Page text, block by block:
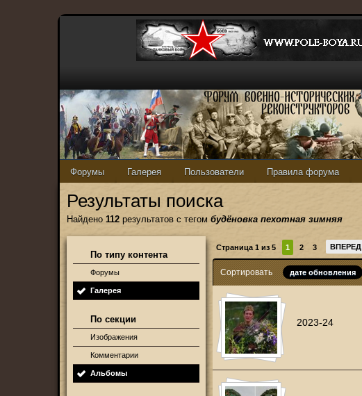
Форумы Галерея Пользователи Правила форума
Результаты поиска
Найдено112 результатов с тегомбудёновка пехотная зимняя
По типу контента
Форумы
Галерея
По секции
Изображения
Комментарии
Альбомы
Страница 1 из 5 1 2 3 ВПЕРЕД
Сортировать дате обновления
2023-24